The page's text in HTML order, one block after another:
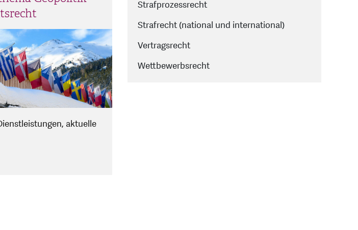
aktuelle
Strafprozessrecht
Strafrecht (national und international)
Vertragsrecht
Wettbewerbsrecht